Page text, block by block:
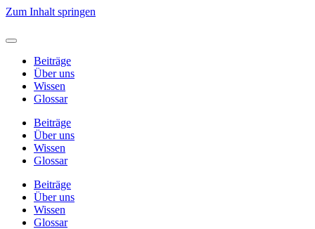
Zum Inhalt springen
Beiträge
Über uns
Wissen
Glossar
Beiträge
Über uns
Wissen
Glossar
Beiträge
Über uns
Wissen
Glossar